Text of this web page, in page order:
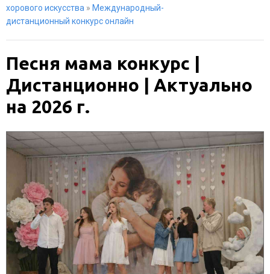
хорового искусства » Международный-
дистанционный конкурс онлайн
Песня мама конкурс |
Дистанционно | Актуально
на 2026 г.